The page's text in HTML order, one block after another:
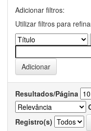
Adicionar filtros:
Utilizar filtros para
Resultados/Página
Registro(s)